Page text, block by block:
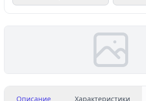
Описание Характеристики